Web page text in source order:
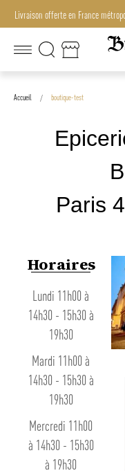
Livraison offerte en France
Livraison offerte en France
Accueil boutique-test
Paris
Horaires
Lundi 11h00 à
14h30 - 15h30 à
19h30
Mardi 11h00 à
14h30 - 15h30 à
19h30
Mercredi 11h00
à 14h30 - 15h30
à 19h30